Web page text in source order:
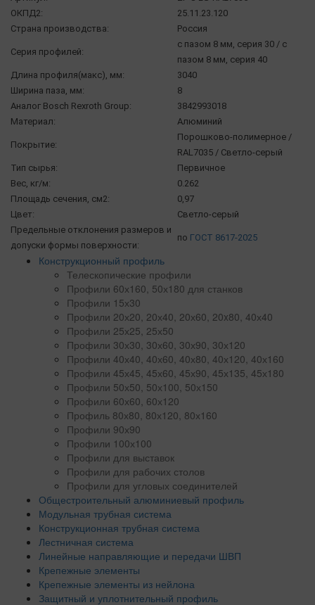
ОКПД2:
25.11.23.120
Страна производства:
Россия
Серия профилей:
с пазом 8 мм, серия 30 / с
пазом 8 мм, серия 40
Длина профиля(макс), мм:
3040
Ширина паза, мм:
8
Аналог Bosch Rexroth Group:
3842993018
Материал:
Алюминий
Покрытие:
Порошково-полимерное /
RAL7035 / Светло-серый
Тип сырья:
Первичное
Вес, кг/м:
0.262
Площадь сечения, см2:
0,97
Цвет:
Светло-серый
Предельные отклонения размеров и
допуски формы поверхности:
по ГОСТ 8617-2025
Конструкционный профиль
Телескопические профили
Профили 60х160, 50х180 для станков
Профили 15х30
Профили 20х20, 20х40, 20х60, 20x80, 40х40
Профили 25х25, 25х50
Профили 30х30, 30х60, 30х90, 30х120
Профили 40х40, 40х60, 40х80, 40х120, 40х160
Профили 45х45, 45х60, 45х90, 45х135, 45х180
Профили 50х50, 50х100, 50х150
Профили 60х60, 60х120
Профиль 80х80, 80х120, 80х160
Профили 90х90
Профили 100х100
Профили для выставок
Профили для рабочих столов
Профили для угловых соединителей
Общестроительный алюминиевый профиль
Модульная трубная система
Конструкционная трубная система
Лестничная система
Линейные направляющие и передачи ШВП
Крепежные элементы
Крепежные элементы из нейлона
Защитный и уплотнительный профиль